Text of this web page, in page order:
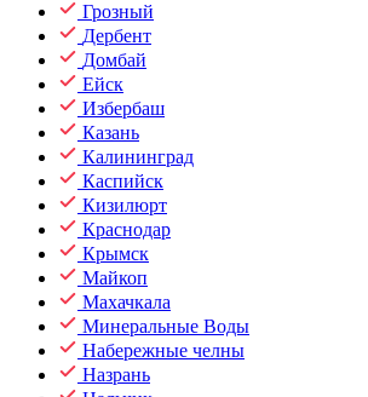
Грозный
Дербент
Домбай
Ейск
Избербаш
Казань
Калининград
Каспийск
Кизилюрт
Краснодар
Крымск
Майкоп
Махачкала
Минеральные Воды
Набережные челны
Назрань